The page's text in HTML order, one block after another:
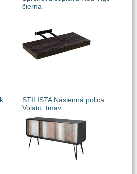
čierna
STILISTA Nástenná polica
Volato, tmav